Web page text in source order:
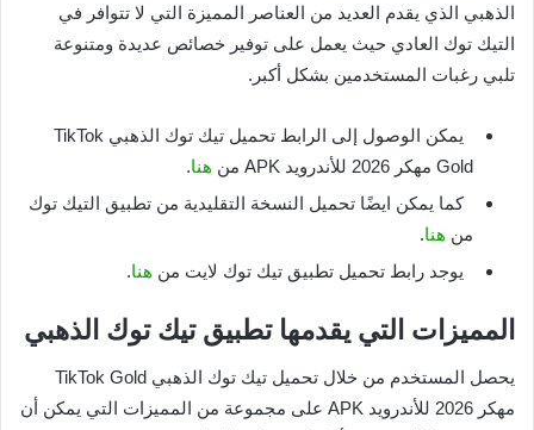
الذهبي الذي يقدم العديد من العناصر المميزة التي لا تتوافر في
التيك توك العادي حيث يعمل على توفير خصائص عديدة ومتنوعة
تلبي رغبات المستخدمين بشكل أكبر.
يمكن الوصول إلى الرابط تحميل تيك توك الذهبي TikTok
Gold مهكر 2026 للأندرويد APK من
هنا.
كما يمكن ايضًا تحميل النسخة التقليدية من تطبيق التيك توك
من هنا.
يوجد رابط تحميل تطبيق تيك توك لايت من هنا.
المميزات التي يقدمها تطبيق تيك توك الذهبي
يحصل المستخدم من خلال تحميل تيك توك الذهبي TikTok Gold
مهكر 2026 للأندرويد APK على مجموعة من المميزات التي يمكن أن